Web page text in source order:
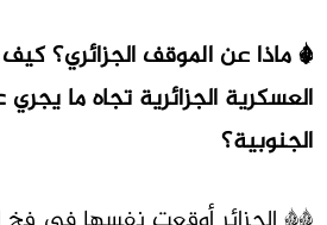
* ماذا عن الموقف الجزائري؟
العسكرية الجزائرية تجاه ما
الجنوبية؟